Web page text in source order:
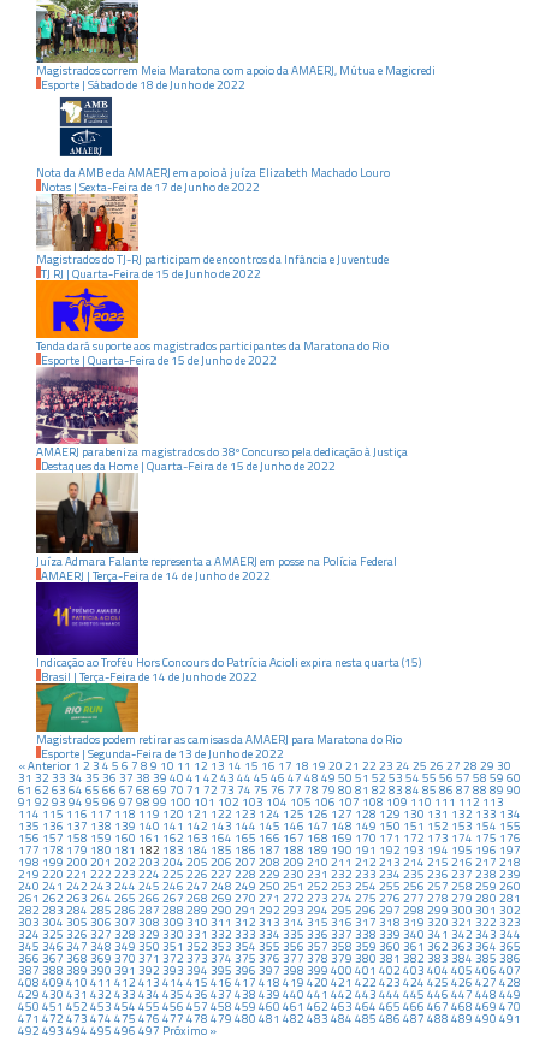
Magistrados correm Meia Maratona com apoio da AMAERJ, Mútua e Magicredi
Esporte | Sábadode 18 de Junhode2022
Nota da AMB e da AMAERJ em apoio à juíza Elizabeth Machado Louro
Notas | Sexta-Feirade 17 de Junhode2022
Magistrados do TJ-RJ participam de encontros da Infância e Juventude
TJ RJ | Quarta-Feirade 15 de Junhode2022
Tenda dará suporte aos magistrados participantes da Maratona do Rio
Esporte | Quarta-Feirade 15 de Junhode2022
AMAERJ parabeniza magistrados do 38º Concurso pela dedicação à Justiça
Destaques da Home | Quarta-Feirade 15 de Junhode2022
Juíza Admara Falante representa a AMAERJ em posse na Polícia Federal
AMAERJ | Terça-Feirade 14 deJunhode2022
Indicação ao Troféu Hors Concours do Patrícia Acioli expira nesta quarta (15)
Brasil | Terça-Feirade 14 de Junhode2022
Magistrados podem retirar as camisas da AMAERJ para Maratona do Rio
Esporte | Segunda-Feirade 13 deJunhode2022
« Anterior 1 2 34 5 6 7 8 9 10 11 12 13 14 15 16 17 18 19 20 21 22 23 24 25 26 27 28 29 30
31 32 33 34 35 36 37 38 39 40 41 42 43 44 45 46 47 48 49 50 51 52 53 54 55 56 57 58 59 60
61 62 63 64 65 66 67 68 69 70 71 72 73 74 75 76 77 78 79 80 81 82 83 84 85 86 87 88 89 90
91 92 93 94 95 96 97 98 99 100 101 102 103 104 105 106 107 108 109 110 111 112 113
114 115 116 117 118 119 120 121 122 123 124 125 126 127 128 129 130 131 132 133 134
135 136 137 138 139 140 141 142 143 144 145 146 147 148 149 150 151 152 153 154 155
156 157 158 159 160 161 162 163 164 165 166 167 168 169 170 171 172 173 174 175 176
177 178 179 180 181 182 183 184 185 186 187 188 189 190 191 192 193 194 195 196 197
198 199 200 201 202 203 204 205 206 207 208 209 210 211 212 213 214 215 216 217 218
219 220 221 222 223 224 225 226 227 228 229 230 231 232 233 234 235 236 237 238 239
240 241 242 243 244 245 246 247 248 249 250 251 252 253 254 255 256 257 258 259 260
261 262 263 264 265 266 267 268 269 270 271 272 273 274 275 276 277 278 279 280 281
282 283 284 285 286 287 288 289 290 291 292 293 294 295 296 297 298 299 300 301 302
303 304 305 306 307 308 309 310 311 312 313 314 315 316 317 318 319 320 321 322 323
324 325 326 327 328 329 330 331 332 333 334 335 336 337 338 339 340 341 342 343 344
345 346 347 348 349 350 351 352 353 354 355 356 357 358 359 360 361 362 363 364 365
366 367 368 369 370 371 372 373 374 375 376 377 378 379 380 381 382 383 384 385 386
387 388 389 390 391 392 393 394 395 396 397 398 399 400 401 402 403 404 405 406 407
408 409 410 411 412 413 414 415 416 417 418 419 420 421 422 423 424 425 426 427 428
429 430 431 432 433 434 435 436 437 438 439 440 441 442 443 444 445 446 447 448 449
450 451 452 453 454 455 456 457 458 459 460 461 462 463 464 465 466 467 468 469 470
471 472 473 474 475 476 477 478 479 480 481 482 483 484 485 486 487 488 489 490 491
492 493 494 495 496 497 Próximo »